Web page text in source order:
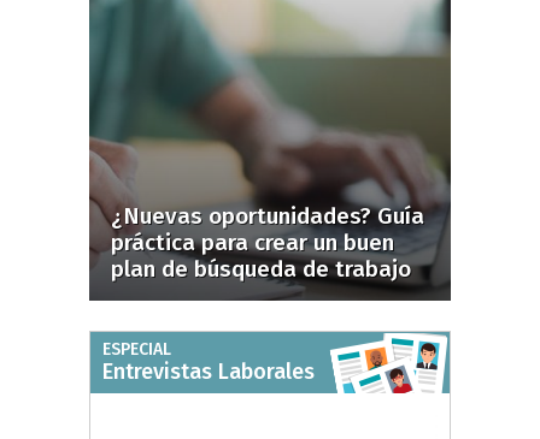
¿Nuevas oportunidades? Guía
práctica para crear un buen
plan de búsqueda de trabajo
ESPECIAL
Entrevistas Laborales